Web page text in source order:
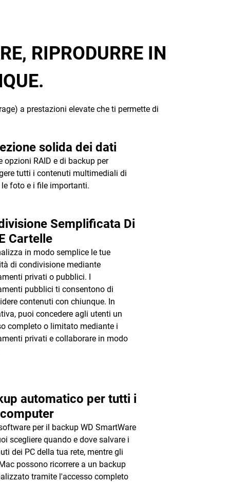
RIPRODURRE IN
a prestazioni elevate che ti permette di
solida dei dati
opzioni RAID e di backup per
tutti i contenuti multimediali di
le foto e i file importanti.
Semplificata Di
Cartelle
in modo semplice le tue
di condivisione mediante
privati o pubblici. I
pubblici ti consentono di
contenuti con chiunque. In
puoi concedere agli utenti un
completo o limitato mediante i
privati e collaborare in modo
automatico per tutti i
per il backup WD SmartWare
scegliere quando e dove salvare i
dei PC della tua rete, mentre gli
possono ricorrere a un backup
tramite l'accesso completo